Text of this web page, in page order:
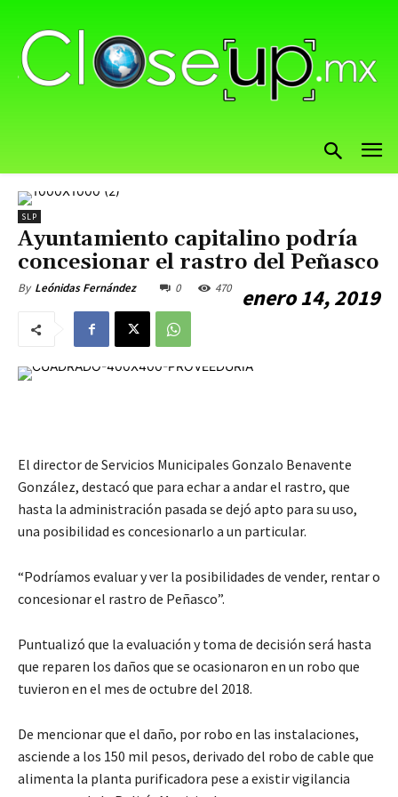
SLP
Ayuntamiento capitalino podría
concesionar el rastro del Peñasco
By Leónidas Fernández enero 14, 2019
0 470
El director de Servicios Municipales Gonzalo Benavente
González, destacó que para echar a andar el rastro, que
hasta la administración pasada se dejó apto para su uso,
una posibilidad es concesionarlo a un particular.
“Podríamos evaluar y ver la posibilidades de vender, rentar o
concesionar el rastro de Peñasco”.
Puntualizó que la evaluación y toma de decisión será hasta
que reparen los daños que se ocasionaron en un robo que
tuvieron en el mes de octubre del 2018.
De mencionar que el daño, por robo en las instalaciones,
asciende a los 150 mil pesos, derivado del robo de cable que
alimenta la planta purificadora pese a existir vigilancia